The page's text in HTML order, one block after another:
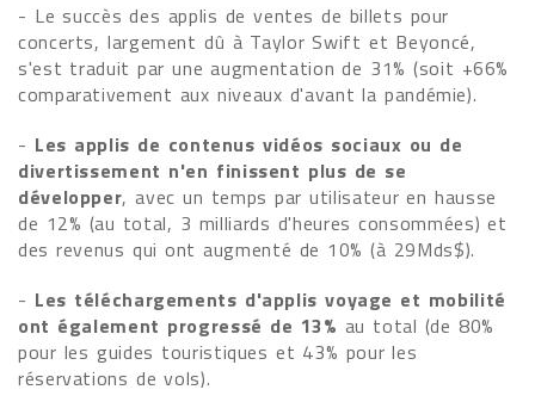
- Le succès des applis de ventes de billets pour
concerts, largement dû à Taylor Swift et Beyoncé,
s'est traduit par une augmentation de 31% (soit +66%
comparativement aux niveaux d'avant la pandémie).
- Les applis de contenus vidéos sociaux ou de
divertissement n'en finissent plus de se
développer, avec un temps par utilisateur en hausse
de 12% (au total, 3 milliards d'heures consommées) et
des revenus qui ont augmenté de 10% (à 29Mds$).
- Les téléchargements d'applis voyage et mobilité
ont également progressé de 13% au total (de 80%
pour les guides touristiques et 43% pour les
réservations de vols).